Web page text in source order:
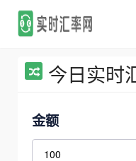
今日实时
金额